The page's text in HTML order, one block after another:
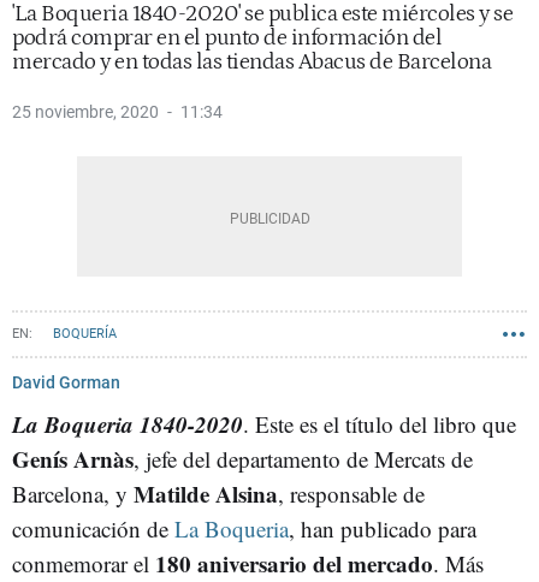
'La Boqueria 1840-2020' se publica este miércoles y se
podrá comprar en el punto de información del
mercado y en todas las tiendas Abacus de Barcelona
25 noviembre, 2020 11:34
BOQUERÍA
David Gorman
La Boqueria 1840-2020. Este es el título del libro que
Genís Arnàs, jefe del departamento de Mercats de
Barcelona, y Matilde Alsina, responsable de
comunicación de La Boqueria, han publicado para
conmemorar el 180 aniversario del mercado. Más